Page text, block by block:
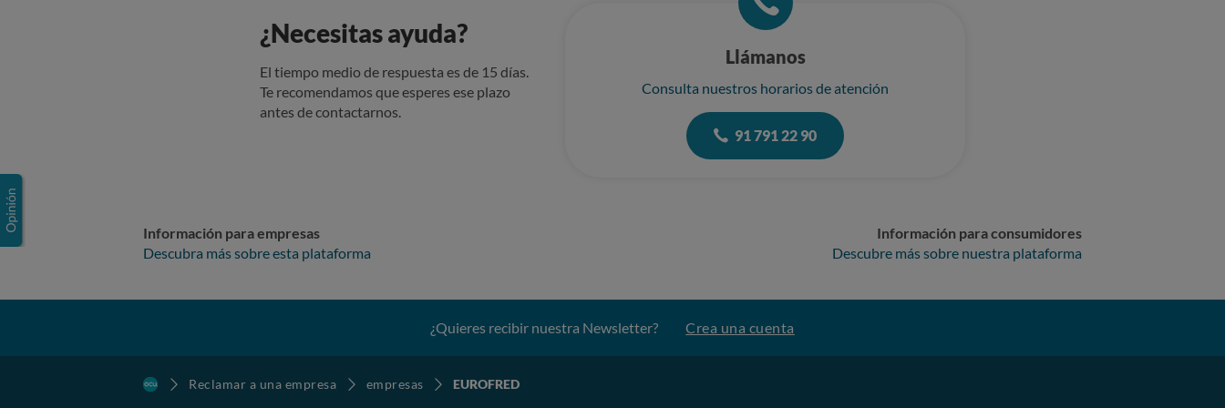
era imposible que con dicha instalación se pudieran enfriar las diferentes estancias. Ellos tácitamente nos dieron la
razón de que jamás esas máquinas podrían acometer lo que en sus especificaciones se indicaban, aunque luego en
el informe indicasen de que la potencia contratada no era la adecuada, contradiciendo lo que indicaba el
proveedor que vendió dichos aparatos. Consecuencias y perjuicio Nos encontramos ante una situación
contradictoria y perjudicial: El equipo no enfría la vivienda. La especificación de 15 ºC como temperatura mínima
de salida permite que un aparato claramente ineficiente se considere “normal”. El instalador y yo, como
propietario, nos sentimos estafados, ya que adquirimos un sistema que se presentó como suficiente y adecuado,
retrasos de meses para poder conseguir una solución que finalmente no ha existido. Eurofred nos indicó en todo
momento que no nos preocupásemos que una solución u otra se pondría sobre la mensa para solucionar esta
compra y el reembolso íntegro del importe de 4.497,23 €, incluyendo la instalación. Valoración de la posible
¿Necesitas ayuda?
El tiempo medio de respuesta es de 15 días.
Te recomendamos que esperes ese plazo
antes de contactarnos.
Llámanos
Consulta nuestros horarios de atención
91 791 22 90
Información para empresas
Descubra más sobre esta plataforma
Información para consumidores
Descubre más sobre nuestra plataforma
¿Quieres recibir nuestra Newsletter? Crea una cuenta
Reclamar a una empresa empresas EUROFRED